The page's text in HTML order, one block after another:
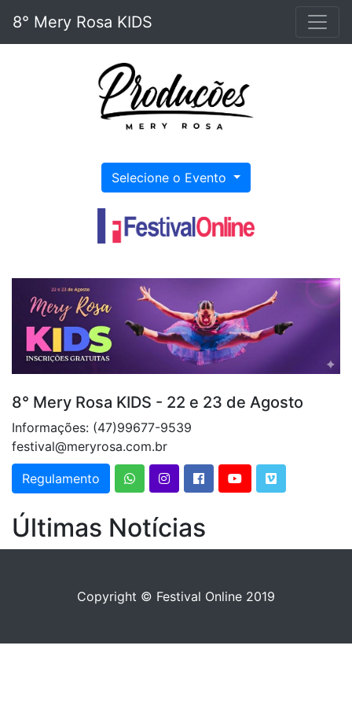
8° Mery Rosa KIDS
Selecione o Evento
8° Mery Rosa KIDS - 22 e 23 de Agosto
Informações: (47)99677-9539
festival@meryrosa.com.br
Regulamento
Últimas Notícias
Copyright © Festival Online 2019